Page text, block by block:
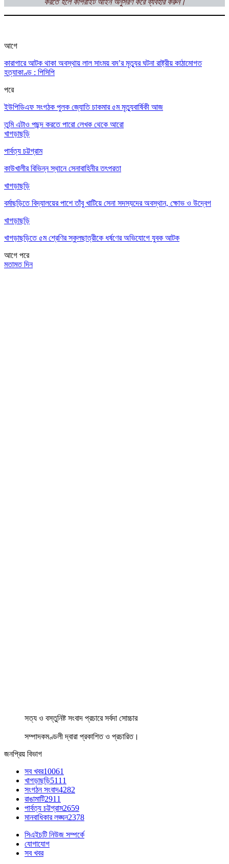
আগে
কারাগারে আটক থাকা অবস্থায় লাল সাংময় বম’র মৃত্যুর ঘটনা রাষ্ট্রীয় কাঠামোগত
হত্যাকাণ্ড : পিসিপি
পরে
ইউপিডিএফ সংগঠক পুলক জ্যোতি চাকমার ৫ম মৃত্যুবার্ষিকী আজ
তুমি এটাও পছন্দ করতে পারো লেখক থেকে আরো
খাগড়াছড়ি
পার্বত্য চট্টগ্রাম
কাউখালীর বিভিন্ন স্থানে সেনাবাহিনীর তৎপরতা
খাগড়াছড়ি
বর্মাছড়িতে বিদ্যালয়ের পাশে তাঁবু খাটিয়ে সেনা সদস্যদের অবস্থান, ক্ষোভ ও উদ্বেগ
খাগড়াছড়ি
খাগড়াছড়িতে ৫ম শ্রেণির স্কুলছাত্রীকে ধর্ষণের অভিযোগে যুবক আটক
আগে পরে
মতামত দিন
সত্য ও বস্তুনিষ্ট সংবাদ প্রচারে সর্বদা সোচ্চার
সম্পাদকমণ্ডলী দ্বারা প্রকাশিত ও প্রচারিত।
জনপ্রিয় বিভাগ
সব খবর10061
খাগড়াছড়ি5111
সংগঠন সংবাদ4282
রাঙামাটি2911
পার্বত্য চট্টগ্রাম2659
মানবাধিকার লঙ্ঘন2378
সিএইচটি নিউজ সম্পর্কে
যোগাযোগ
সব খবর